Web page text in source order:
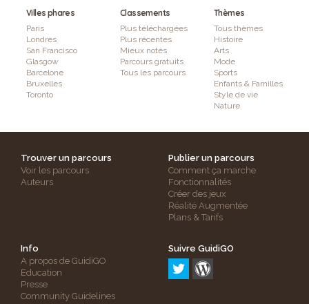
Villes phares
Paris
Londres
San Francisco
Glasgow
Barcelone
Bruxelles
Toronto
Classements
Plus téléchargées
Plus récentes
Mieux notés
Parcours gratuits
Tous les parcours
Thèmes
Tous thèmes
Histoire
Arts
Mode
Sports
Enfants & Familles
Style de vie
Nature
Trouver un parcours
Voir les parcours
Auteurs
Publier un parcours
Comment ça marche
Fonctionnalités
Créer des jeux
Réalité Augmentée
Plans & Tarifs
Info
A propos de GuidiGO
Education
Presse
Community Guidelines
Suivre GuidiGO